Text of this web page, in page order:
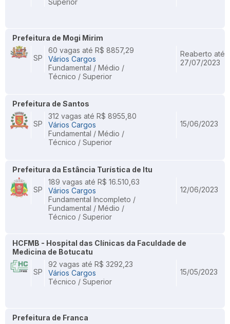
Superior
Prefeitura de Mogi Mirim
SP
60 vagas até R$ 8857,29
Vários Cargos
Fundamental / Médio /
Técnico / Superior
Reaberto até
27/07/2023
Prefeitura de Santos
SP
312 vagas até R$ 8955,80
Vários Cargos
Fundamental / Médio /
Técnico / Superior
15/06/2023
Prefeitura da Estância Turística de Itu
SP
189 vagas até R$ 16.510,63
Vários Cargos
Fundamental Incompleto /
Fundamental / Médio /
Técnico / Superior
12/06/2023
HCFMB - Hospital das Clínicas da Faculdade de
Medicina de Botucatu
SP
92 vagas até R$ 3292,23
Vários Cargos
Técnico / Superior
15/05/2023
Prefeitura de Franca